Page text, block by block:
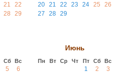
21
22
28
29
20 21 22 23 24 25
26
27
28 29
Сб Вс
5
6
Июнь
Пн Вт Ср Чт Пт Сб Вс
1 2
3